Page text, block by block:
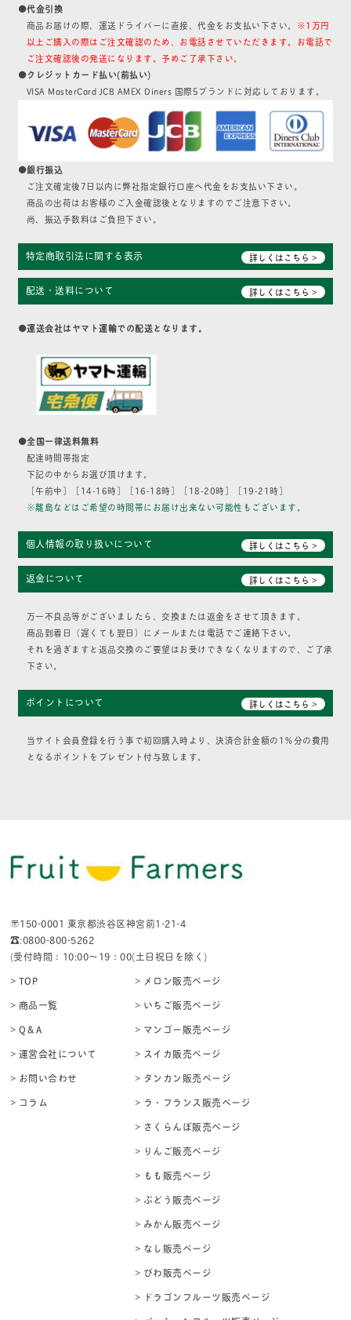
●代金引換
商品お届けの際、運送ドライバーに直接、代金をお支払い下さい。 ※1万円
以上ご購入の際はご注文確認のため、お電話させていただきます。お電話で
ご注文確認後の発送になります。予めご了承下さい。
●クレジットカード払い(前払い)
VISA MasterCard JCB AMEX Diners 国際5ブランドに対応しております。
●銀行振込
ご注文確定後7日以内に弊社指定銀行口座へ代金をお支払い下さい。
商品の出荷はお客様のご入金確認後となりますのでご注意下さい。
尚、振込手数料はご負担下さい。
特定商取引法に関する表示 詳しくはこちら >
配送・送料について 詳しくはこちら >
●運送会社はヤマト運輸での配送となります。
●全国一律送料無料
配達時間帯指定
下記の中からお選び頂けます。
［午前中］［14-16時］［16-18時］［18-20時］［19-21時］
※離島などはご希望の時間帯にお届け出来ない可能性もございます。
個人情報の取り扱いについて 詳しくはこちら >
返金について 詳しくはこちら >
万一不良品等がございましたら、交換または返金をさせて頂きます。
商品到着日（遅くても翌日）にメールまたは電話でご連絡下さい。
それを過ぎますと返品交換のご要望はお受けできなくなりますので、ご了承
下さい。
ポイントについて 詳しくはこちら >
当サイト会員登録を行う事で初回購入時より、決済合計金額の1％分の費用
となるポイントをプレゼント付与致します。
〒150-0001 東京都渋谷区神宮前1-21-4
☎:0800-800-5262
(受付時間：10:00〜19：00(土日祝日を除く)
> TOP
> 商品一覧
> Q＆A
> 運営会社について
> お問い合わせ
> コラム
> メロン販売ページ
> いちご販売ページ
> マンゴー販売ページ
> スイカ販売ページ
> タンカン販売ページ
> ラ・フランス販売ページ
> さくらんぼ販売ページ
> りんご販売ページ
> もも販売ページ
> ぶどう販売ページ
> みかん販売ページ
> なし販売ページ
> びわ販売ページ
> ドラゴンフルーツ販売ページ